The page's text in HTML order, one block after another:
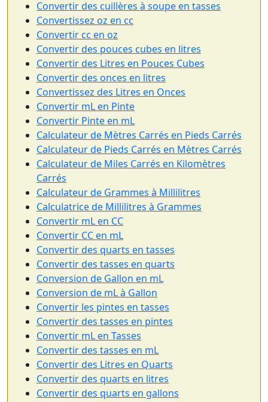
Convertir des cuillères à soupe en tasses
Convertissez oz en cc
Convertir cc en oz
Convertir des pouces cubes en litres
Convertir des Litres en Pouces Cubes
Convertir des onces en litres
Convertissez des Litres en Onces
Convertir mL en Pinte
Convertir Pinte en mL
Calculateur de Mètres Carrés en Pieds Carrés
Calculateur de Pieds Carrés en Mètres Carrés
Calculateur de Miles Carrés en Kilomètres
Carrés
Calculateur de Grammes à Millilitres
Calculatrice de Millilitres à Grammes
Convertir mL en CC
Convertir CC en mL
Convertir des quarts en tasses
Convertir des tasses en quarts
Conversion de Gallon en mL
Conversion de mL à Gallon
Convertir les pintes en tasses
Convertir des tasses en pintes
Convertir mL en Tasses
Convertir des tasses en mL
Convertir des Litres en Quarts
Convertir des quarts en litres
Convertir des quarts en gallons